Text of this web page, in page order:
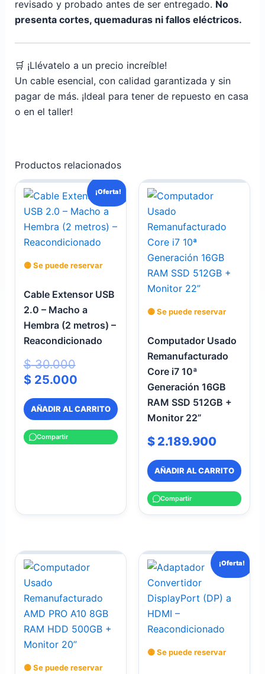
revisado y probado antes de ser entregado. No
presenta cortes, quemaduras ni fallos eléctricos.
🛒 ¡Llévatelo a un precio increíble!
Un cable esencial, con calidad garantizada y sin
pagar de más. ¡Ideal para tener de repuesto en casa
o en el taller!
Productos relacionados
¡Oferta!
🟡 Se puede reservar
Cable Extensor USB
2.0 – Macho a
Hembra (2 metros) –
Reacondicionado
$30.000
El
precio
original
era:
$ 30.000.
$25.000
El
precio
actual
es:
$ 25.000.
AÑADIR AL CARRITO
Compartir
🟡 Se puede reservar
Computador Usado
Remanufacturado
Core i7 10ª
Generación 16GB
RAM SSD 512GB +
Monitor 22”
$ 2.189.900
AÑADIR AL CARRITO
Compartir
🟡 Se puede reservar
¡Oferta!
🟡 Se puede reservar
El
precio
original
era:
El
precio
es: